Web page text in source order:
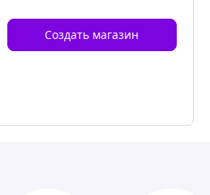
Создать магазин